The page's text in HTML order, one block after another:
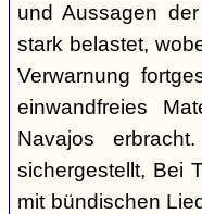
und Aussagen
stark belastet,
Verwarnung
einwandfreies
Navajos
sichergestellt, Bei
mit bündischen